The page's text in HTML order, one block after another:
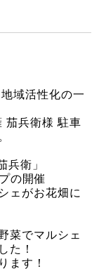
域活性化の一
茄兵衛様 駐車
衛」
の開催
ェがお花畑に
菜でマルシェ
た！
ます！